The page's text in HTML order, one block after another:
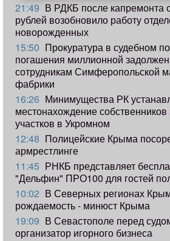
21:49 В РДКБ после капремонта
рублей возобновило работу
новорожденных
15:50 Прокуратура в судебном
погашения миллионной
сотрудникам Симферопольской
фабрики
16:26 Минимущества РК
местонахождение
участков в Укромном
12:48 Полицейские Крыма
армрестлинге
11:45 РНКБ представляет
"Дельфин" ПРО100 для гостей
10:02 В Северных регионах
рождаемость - минюст Крыма
19:09 В Севастополе перед
организатор игорного бизнеса